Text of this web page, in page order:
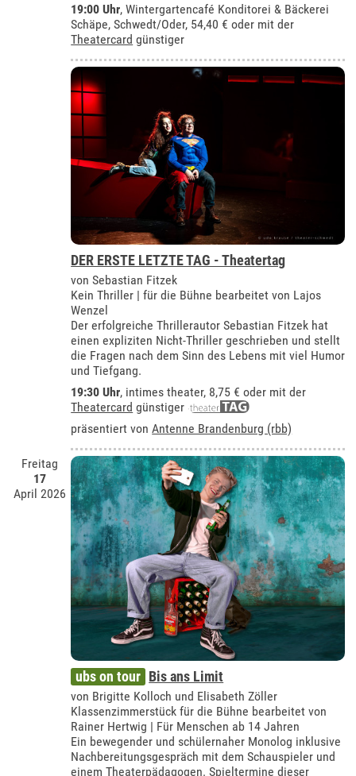
19:00 Uhr,Wintergartencafé Konditorei & Bäckerei
Schäpe, Schwedt/Oder, 54,40 € oder mit der
Theatercard günstiger
DER ERSTE LETZTE TAG - Theatertag
von Sebastian Fitzek
Kein Thriller | für die Bühne bearbeitet von Lajos
Wenzel
Der erfolgreiche Thrillerautor Sebastian Fitzek hat
einen expliziten Nicht-Thriller geschrieben und stellt
die Fragen nach dem Sinn des Lebens mit viel Humor
und Tiefgang.
19:30 Uhr, intimes theater, 8,75 € oder mit der
Theatercard günstiger
präsentiert vonAntenne Brandenburg (rbb)
Freitag
17
April 2026
ubs on tour Bis ans Limit
von Brigitte Kolloch und Elisabeth Zöller
Klassenzimmerstück für die Bühne bearbeitet von
Rainer Hertwig | Für Menschen ab 14 Jahren
Ein bewegender und schülernaher Monolog inklusive
Nachbereitungsgespräch mit dem Schauspieler und
einem Theaterpädagogen. Spieltermine dieser